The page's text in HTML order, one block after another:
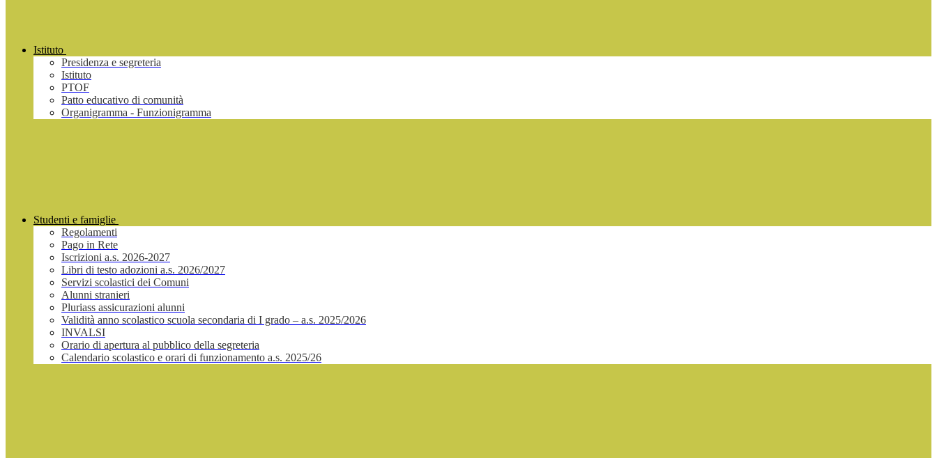
Istituto
Presidenza e segreteria
Istituto
PTOF
Patto educativo di comunità
Organigramma - Funzionigramma
Studenti e famiglie
Regolamenti
Pago in Rete
Iscrizioni a.s. 2026-2027
Libri di testo adozioni a.s. 2026/2027
Servizi scolastici dei Comuni
Alunni stranieri
Pluriass assicurazioni alunni
Validità anno scolastico scuola secondaria di I grado – a.s. 2025/2026
INVALSI
Orario di apertura al pubblico della segreteria
Calendario scolastico e orari di funzionamento a.s. 2025/26